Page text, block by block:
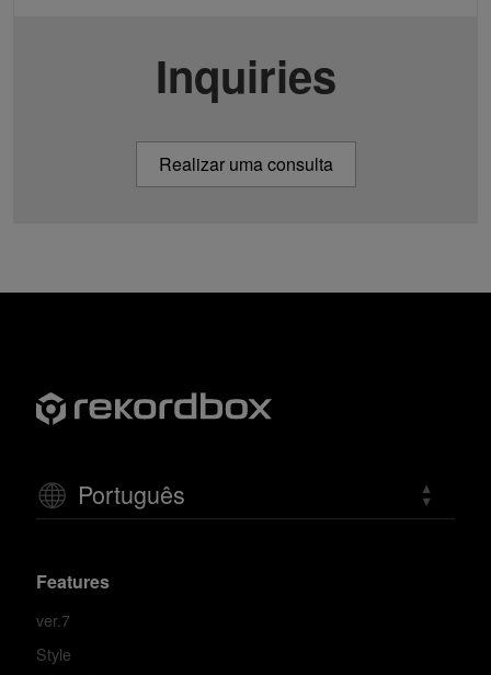
Inquiries
Realizar uma consulta
Português
Features
ver.7
Style